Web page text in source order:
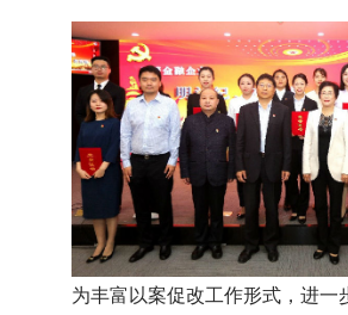
为丰富以案促改工作形式，进一